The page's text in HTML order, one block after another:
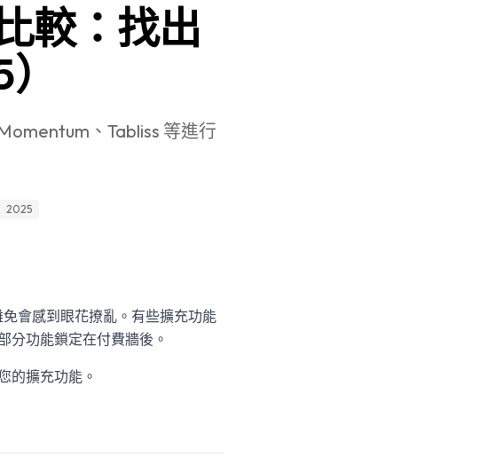
較：找出
、Tabliss 等進行
2025
會感到眼花撩亂。有些擴充功能
分功能鎖定在付費牆後。
的擴充功能。